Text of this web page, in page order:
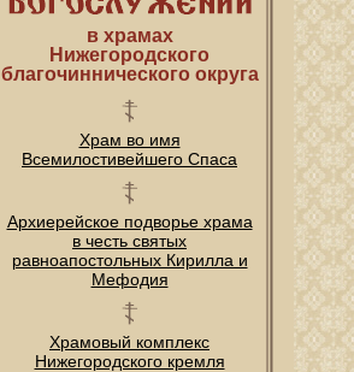
в храмах
Нижегородского
благочиннического округа
Храм во имя
Всемилостивейшего Спаса
Архиерейское подворье храма
в честь святых
равноапостольных Кирилла и
Мефодия
Храмовый комплекс
Нижегородского кремля